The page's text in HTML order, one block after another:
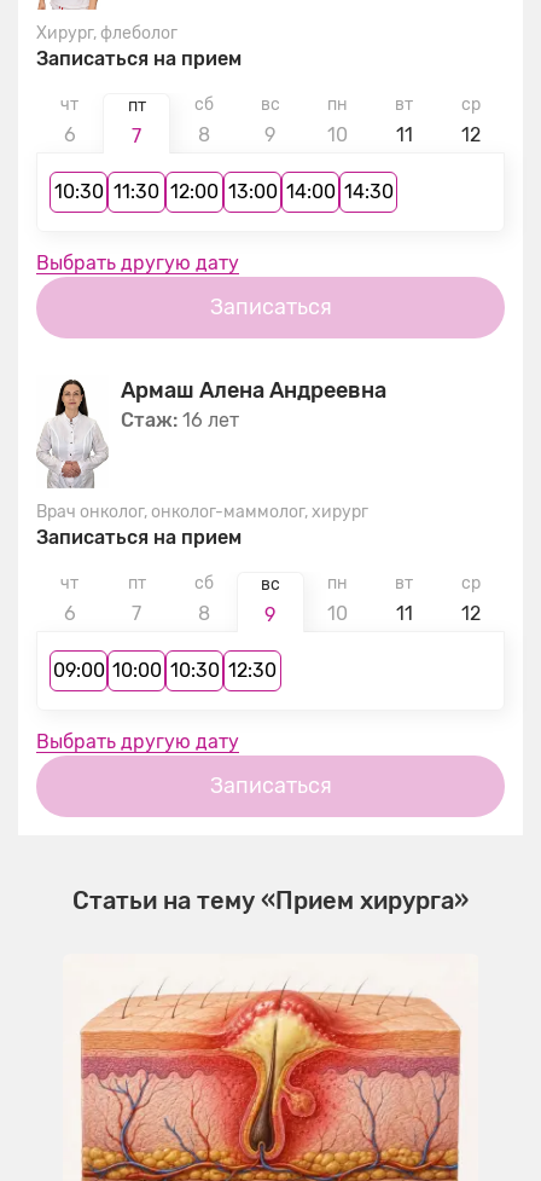
Хирург, флеболог
Записаться на прием
чт
6
пт
7
сб
8
вс
9
пн
10
вт
11
ср
12
10:30 11:30 12:00 13:00 14:00 14:30
Выбрать другую дату
Записаться
Армаш Алена Андреевна
Стаж: 16 лет
Врач онколог, онколог-маммолог, хирург
Записаться на прием
чт
6
пт
7
сб
8
вс
9
пн
10
вт
11
ср
12
09:00 10:00 10:30 12:30
Выбрать другую дату
Записаться
Статьи на тему «Прием хирурга»